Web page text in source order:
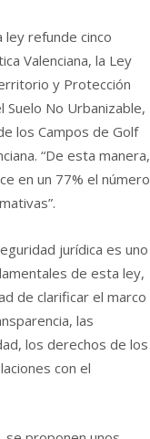
ley refunde cinco
Valenciana, la Ley
y Protección
Suelo No Urbanizable,
los Campos de Golf
“De esta manera,
en un 77% el número
jurídica es uno
de esta ley,
de clarificar el marco
las
los derechos de los
con el